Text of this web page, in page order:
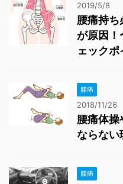
2019/5/8
腰痛持ち
が原因！
ェックポ
腰痛
2018/11/26
腰痛体操
ならない
腰痛